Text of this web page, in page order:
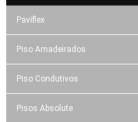
Paviflex
Piso Amadeirados
Piso Condutivos
Pisos Absolute